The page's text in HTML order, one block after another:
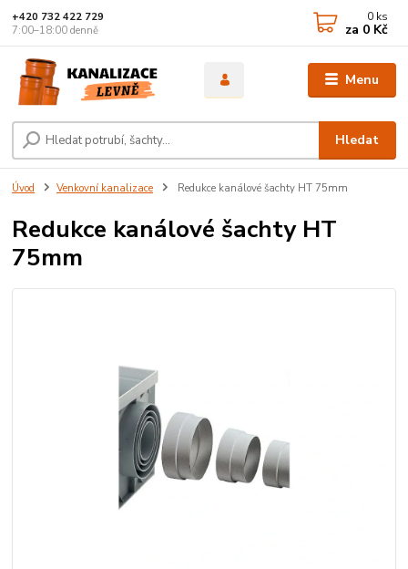
Menu
Hledat
+420 732 422 729
7:00–18:00 denně
0 ks
za 0 Kč
Úvod Venkovní kanalizace Redukce kanálové šachty HT 75mm
Redukce kanálové šachty HT
75mm